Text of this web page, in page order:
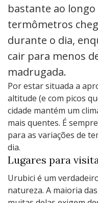
bastante ao longo
termômetros
durante o dia,
cair para menos
madrugada.
Por estar situada a
altitude (e com picos
cidade mantém um
mais quentes. É
para as variações de
dia.
Lugares para
Urubici é um
natureza. A maioria